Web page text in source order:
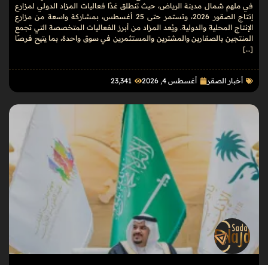
في ملهم شمال مدينة الرياض، حيث تنطلق غدًا فعاليات المزاد الدولي لمزارع
إنتاج الصقور 2026، وتستمر حتى 25 أغسطس، بمشاركة واسعة من مزارع
الإنتاج المحلية والدولية. ويُعد المزاد من أبرز الفعاليات المتخصصة التي تجمع
المنتجين بالصقارين والمشترين والمستثمرين في سوق واحدة، بما يتيح فرصًا
[…]
أخبار الصقر أغسطس 4, 2026 23٬341